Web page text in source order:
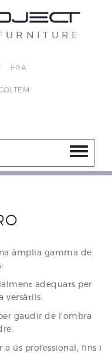
FRA
àmplia gamma de
adequats per
versàtils.
gaudir de l'ombra
a ús professional, fins i